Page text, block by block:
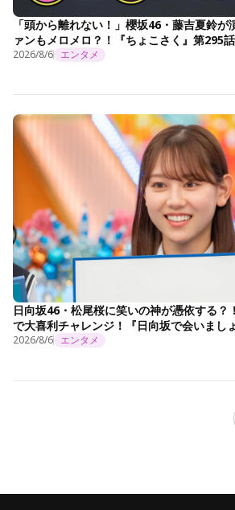
「頭から離れない！」櫻坂46・藤吉夏鈴
ァンもメロメロ？！『ちょこさく』第295話
2026/8/6 エンタメ
日向坂46・松尾桜に笑いの神が憑依する？
で大喜利チャレンジ！『日向坂で会いまし
2026/8/6 エンタメ